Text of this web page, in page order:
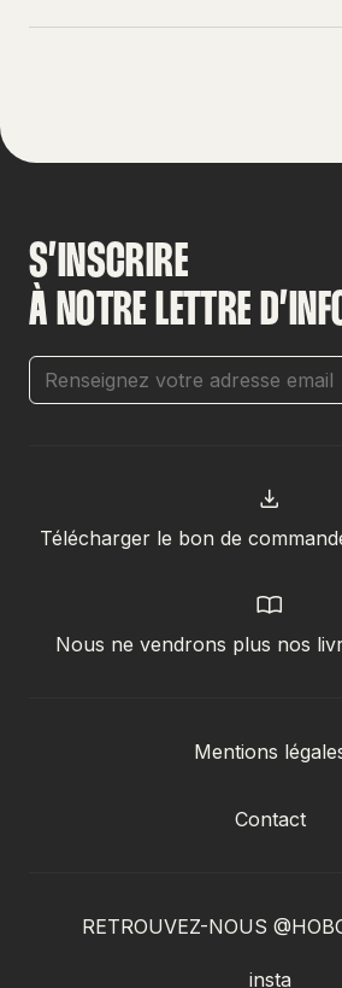
S’INSCRIRE
À NOTRE LETTRE
Télécharger le bon de
Nous ne vendrons plus nos
Mentions
Contact
RETROUVEZ-NOUS
insta